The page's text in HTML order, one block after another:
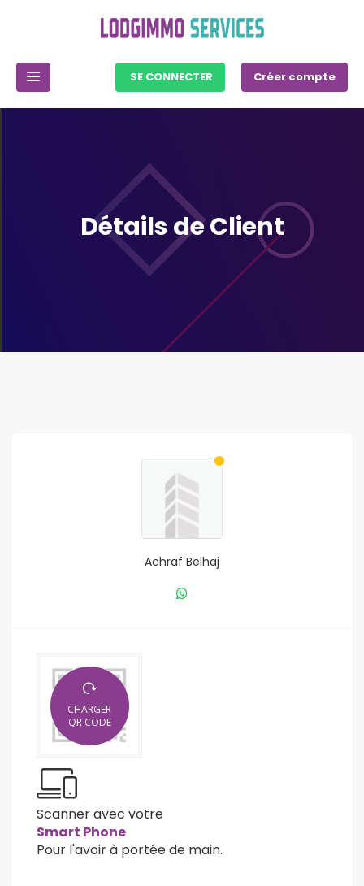
SE CONNECTER Créer compte
Détails de Client
Achraf Belhaj
CHARGER
QR CODE
Scanner avec votre
Smart Phone
Pour l'avoir à portée de main.